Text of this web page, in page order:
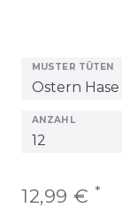
MUSTER TÜTEN
ANZAHL
12,99 € *